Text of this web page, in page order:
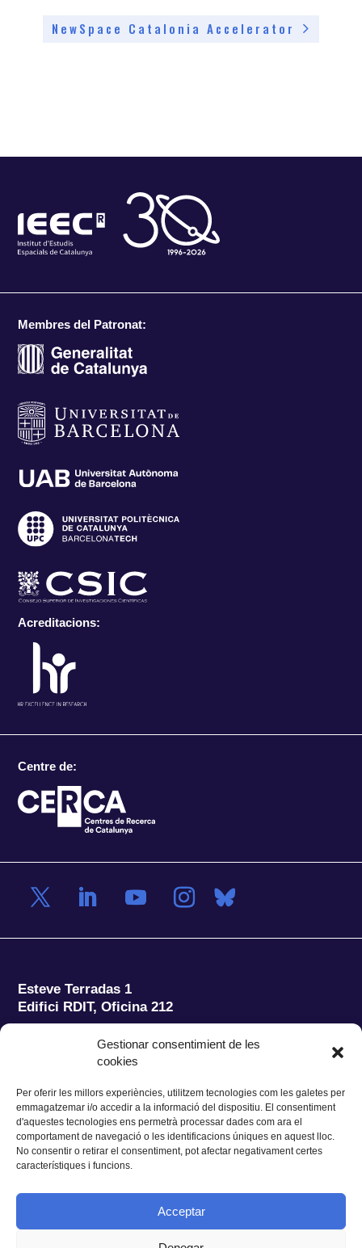
Gestionar consentimient de les
cookies
Per oferir les millors experiències, utilitzem tecnologies com les galetes per
emmagatzemar i/o accedir a la informació del dispositiu. El consentiment
d'aquestes tecnologies ens permetrà processar dades com ara el
comportament de navegació o les identificacions úniques en aquest lloc.
No consentir o retirar el consentiment, pot afectar negativament certes
característiques i funcions.
Acceptar
NewSpace Catalonia Accelerator
Membres del Patronat:
Acreditacions:
Centre de:
Esteve Terradas 1
Edifici RDIT, Oficina 212
Parc Mediterrani de la Tecnologia (PMT)
del Baix Llobregat – UPC
Tel.:+34 93 280 2088
Fax:+34 93 280 6395
E-mail:ieec@ieec.cat
CONTACTE